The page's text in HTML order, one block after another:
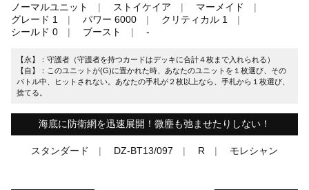
ノーマルユニット ストイケイア
マーメイド
グレード 1
パワー 6000
クリティカル 1
シールド 0
ブースト -
【永】：守護者（守護者を持つカードはデッキに合計４枚まで入れられる）
【自】：このユニットが(G)に置かれた時、あなたのユニットを１枚選び、その
バトル中、ヒットされない。あなたの手札が２枚以上なら、手札から１枚選び、
捨てる。
海底に防衛網を迅速展開！微塵も弛ませたりしない！
スタンダード DZ-BT13/097 R モレシャン